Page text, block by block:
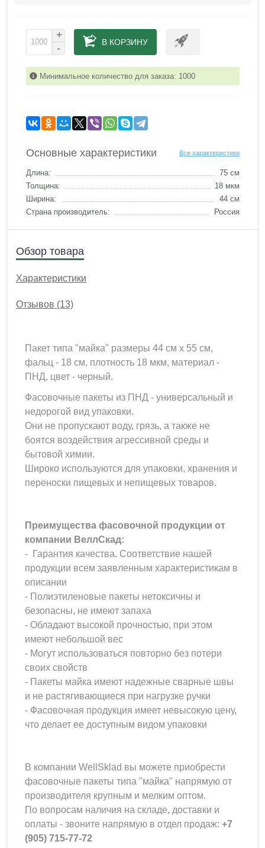
+
-
В КОРЗИНУ
Минимальное количество для заказа: 1000
Основные характеристики Все характеристики
Длина:
75 см
Толщина:
18 мкм
Ширина:
44 см
Страна производитель:
Россия
Обзор товара
Характеристики
Отзывов (13)
Пакет типа "майка" размеры 44 см х 55 см,
фальц - 18 см, плотность 18 мкм, материал -
ПНД, цвет - черный.
Фасовочные пакеты из ПНД - универсальный и
недорогой вид упаковки.
Они не пропускают воду, грязь, а также не
боятся воздействия агрессивной среды и
бытовой химии.
Широко используются для упаковки, хранения и
переноски пищевых и непищевых товаров.
Преимущества фасовочной продукции от
компании ВеллСкад:
- Гарантия качества. Соответствие нашей
продукции всем заявленным характеристикам в
описании
- Полиэтиленовые пакеты нетоксичны и
безопасны, не имеют запаха
- Обладают высокой прочностью, при этом
имеют небольшой вес
- Могут использоваться повторно без потери
своих свойств
- Пакеты майка имеют надежные сварные швы
и не растягивающиеся при нагрузке ручки
- Фасовочная продукция имеет невысокую цену,
что делает ее доступным видом упаковки
В компании WellSklad вы можете приобрести
фасовочные пакеты типа "майка" напрямую от
производителя крупным и мелким оптом.
По вопросам наличия на складе, доставки и
оплаты - звоните напрямую в отдел продаж: +7
(905) 715-77-72